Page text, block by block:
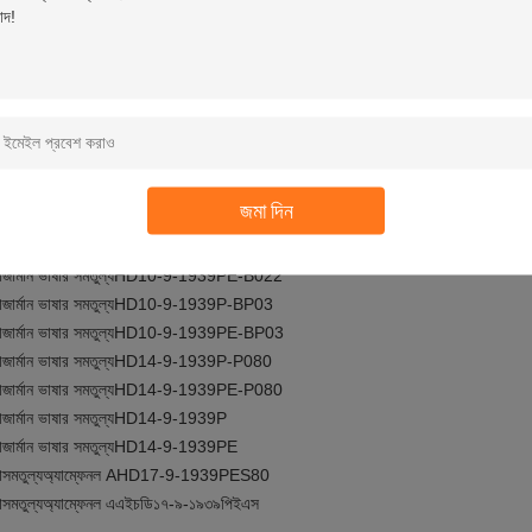
জমা দিন
জার্মান ভাষার সমতুল্য
HD10-9-1939P
জার্মান ভাষার সমতুল্যHD10-9-1939PE-B022
জার্মান ভাষার সমতুল্যHD10-9-1939P-BP03
জার্মান ভাষার সমতুল্যHD10-9-1939PE-BP03
জার্মান ভাষার সমতুল্যHD14-9-1939P-P080
জার্মান ভাষার সমতুল্যHD14-9-1939PE-P080
জার্মান ভাষার সমতুল্যHD14-9-1939P
জার্মান ভাষার সমতুল্যHD14-9-1939PE
সমতুল্যঅ্যাম্ফেনল AHD17-9-1939PES80
সমতুল্যঅ্যাম্ফেনল এএইচডি১৭-৯-১৯৩৯পিইএস